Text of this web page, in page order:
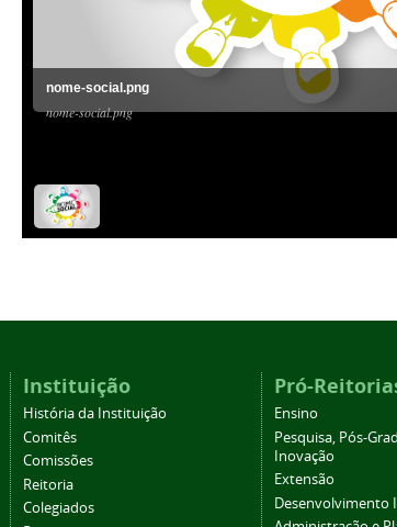
nome-social.png
nome-social.png
Instituição
História da Instituição
Comitês
Comissões
Reitoria
Colegiados
Pró-
Ensino
Pesquisa, Pós-
Inovação
Extensão
Desenvolvimento